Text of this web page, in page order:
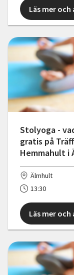
Läs mer och
Stolyoga -
gratis på
Hemmahult i
Älmhult
13:30
Läs mer och